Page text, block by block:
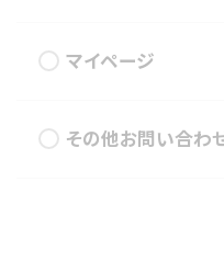
マイページ
その他お問い合わ